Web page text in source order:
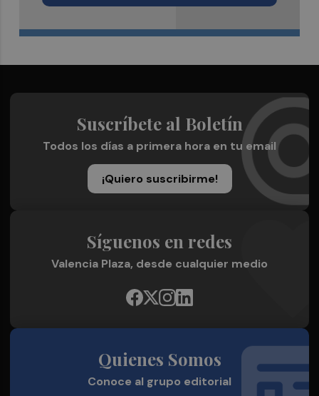
Suscríbete al Boletín
Todos los días a primera hora en tu email
¡Quiero suscribirme!
Síguenos en redes
Valencia Plaza, desde cualquier medio
Quienes Somos
Conoce al grupo editorial